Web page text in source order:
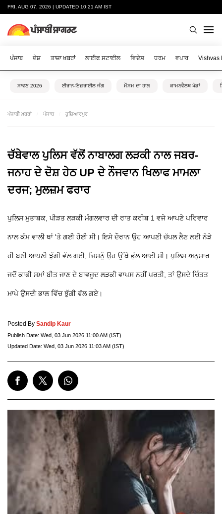
FRI, AUG 07, 2026 | UPDATED 10:21 AM IST
ਪੰਜਾਬ ਦੇਸ਼ ਤਾਜ਼ਾ ਖ਼ਬਰਾਂ ਲਾਈਫ ਸਟਾਈਲ ਵਿਦੇਸ਼ ਧਰਮ ਵਪਾਰ Vishvas
ਸਾਵਣ 2026 ਈਰਾਨ-ਇਜ਼ਰਾਈਲ ਜੰਗ ਮੌਸਮ ਦਾ ਹਾਲ ਕਾਮਨਵੈਲਥ ਖੇਡਾਂ
ਪੰਜਾਬੀ ਖ਼ਬਰਾਂ ਪੰਜਾਬ ਹੁਸ਼ਿਆਰਪੁਰ
ਚੱਬੇਵਾਲ ਪੁਲਿਸ ਵੱਲੋਂ ਨਾਬਾਲਗ ਲੜਕੀ ਨਾਲ ਜਬਰ-
ਜਨਾਹ ਦੇ ਦੋਸ਼ ਹੇਠ UP ਦੇ ਨੌਜਵਾਨ ਖਿਲਾਫ ਮਾਮਲਾ
ਦਰਜ; ਮੁਲਜ਼ਮ ਫਰਾਰ
ਪੁਲਿਸ ਮੁਤਾਬਕ, ਪੀੜਤ ਲੜਕੀ ਮੰਗਲਵਾਰ ਦੀ ਰਾਤ ਕਰੀਬ 1 ਵਜੇ ਆਪਣੇ ਪਰਿਵਾਰ
ਨਾਲ ਕੰਮ ਵਾਲੀ ਥਾਂ 'ਤੇ ਗਈ ਹੋਈ ਸੀ। ਇਸੇ ਦੌਰਾਨ ਉਹ ਆਪਣੀ ਚੱਪਲ ਲੈਣ ਲਈ ਨੇੜੇ
ਹੀ ਬਣੀ ਆਪਣੀ ਝੁੱਗੀ ਵੱਲ ਗਈ, ਜਿਸਨੂੰ ਉਹ ਉੱਥੇ ਭੁੱਲ ਆਈ ਸੀ। ਪੁਲਿਸ ਅਨੁਸਾਰ
ਜਦੋਂ ਕਾਫੀ ਸਮਾਂ ਬੀਤ ਜਾਣ ਦੇ ਬਾਵਜੂਦ ਲੜਕੀ ਵਾਪਸ ਨਹੀਂ ਪਰਤੀ, ਤਾਂ ਉਸਦੇ ਚਿੰਤਤ
ਮਾਪੇ ਉਸਦੀ ਭਾਲ ਵਿੱਚ ਝੁੱਗੀ ਵੱਲ ਗਏ।
Posted By Sandip Kaur
Publish Date: Wed, 03 Jun 2026 11:00 AM (IST)
Updated Date: Wed, 03 Jun 2026 11:03 AM (IST)